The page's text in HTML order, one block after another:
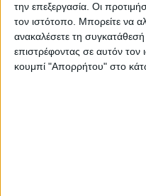
την επεξεργασία. Οι
τον ιστότοπο. Μπορείτε να
ανακαλέσετε τη
επιστρέφοντας σε αυτόν τον
κουμπί "Απορρήτου" στο